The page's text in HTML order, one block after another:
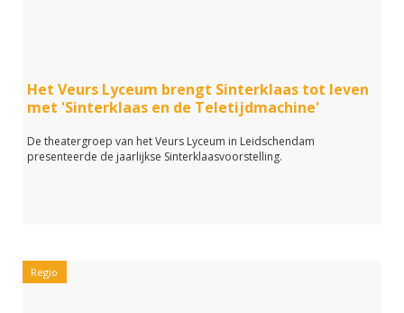
Het Veurs Lyceum brengt Sinterklaas tot leven
met 'Sinterklaas en de Teletijdmachine'
De theatergroep van het Veurs Lyceum in Leidschendam
presenteerde de jaarlijkse Sinterklaasvoorstelling.
Regio